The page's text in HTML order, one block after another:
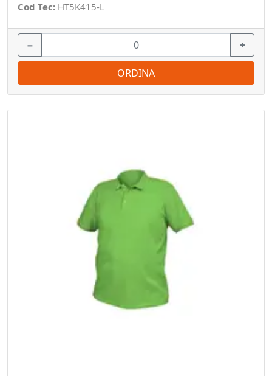
Cod Tec: HT5K415-L
− +
ORDINA